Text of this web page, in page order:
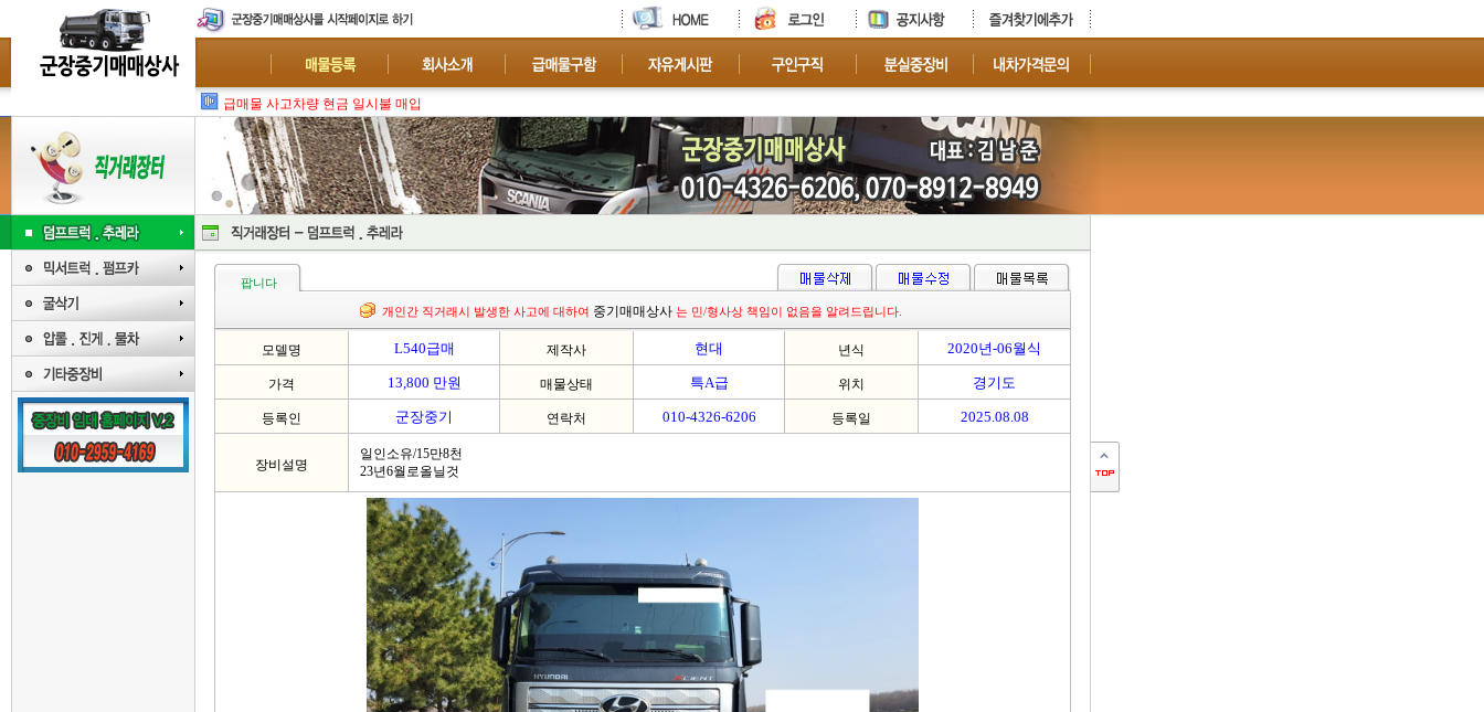
급매물 사고차량 현금 일시불 매입 : 폐차-수출차
팝니다
개인간 직거래시 발생한 사고에 대하여 중기매매상사 는 민/형사상 책임이 없음을 알려드립니다.
모델명 L540급매 제작사 현대 년식 2020년-06월식
가격 13,800 만원 매물상태 특A급 위치 경기도
등록인 군장중기 연락처 010-4326-6206 등록일 2025.08.08
장비설명
일인소유/15만8천
23년6월로올닐것